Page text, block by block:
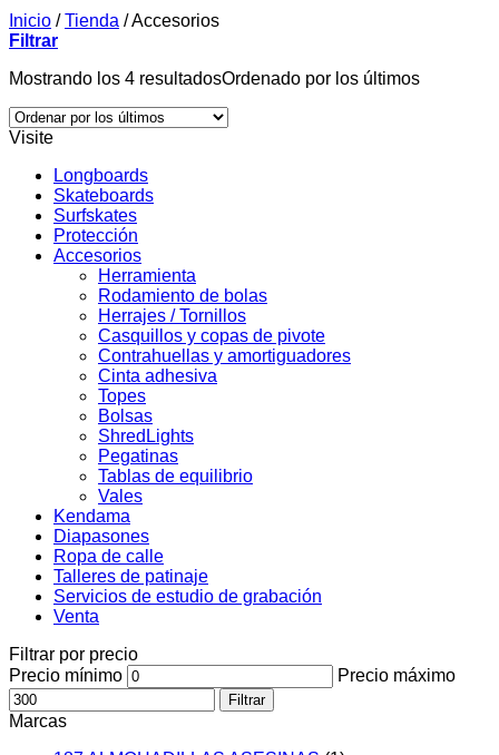
Inicio / Tienda /Accesorios
Filtrar
Mostrando los 4 resultadosOrdenado por los últimos
Visite
Longboards
Skateboards
Surfskates
Protección
Accesorios
Herramienta
Rodamiento de bolas
Herrajes / Tornillos
Casquillos y copas de pivote
Contrahuellas y amortiguadores
Cinta adhesiva
Topes
Bolsas
ShredLights
Pegatinas
Tablas de equilibrio
Vales
Kendama
Diapasones
Ropa de calle
Talleres de patinaje
Servicios de estudio de grabación
Venta
Filtrar por precio
Precio mínimo
Precio máximo
Filtrar
Marcas